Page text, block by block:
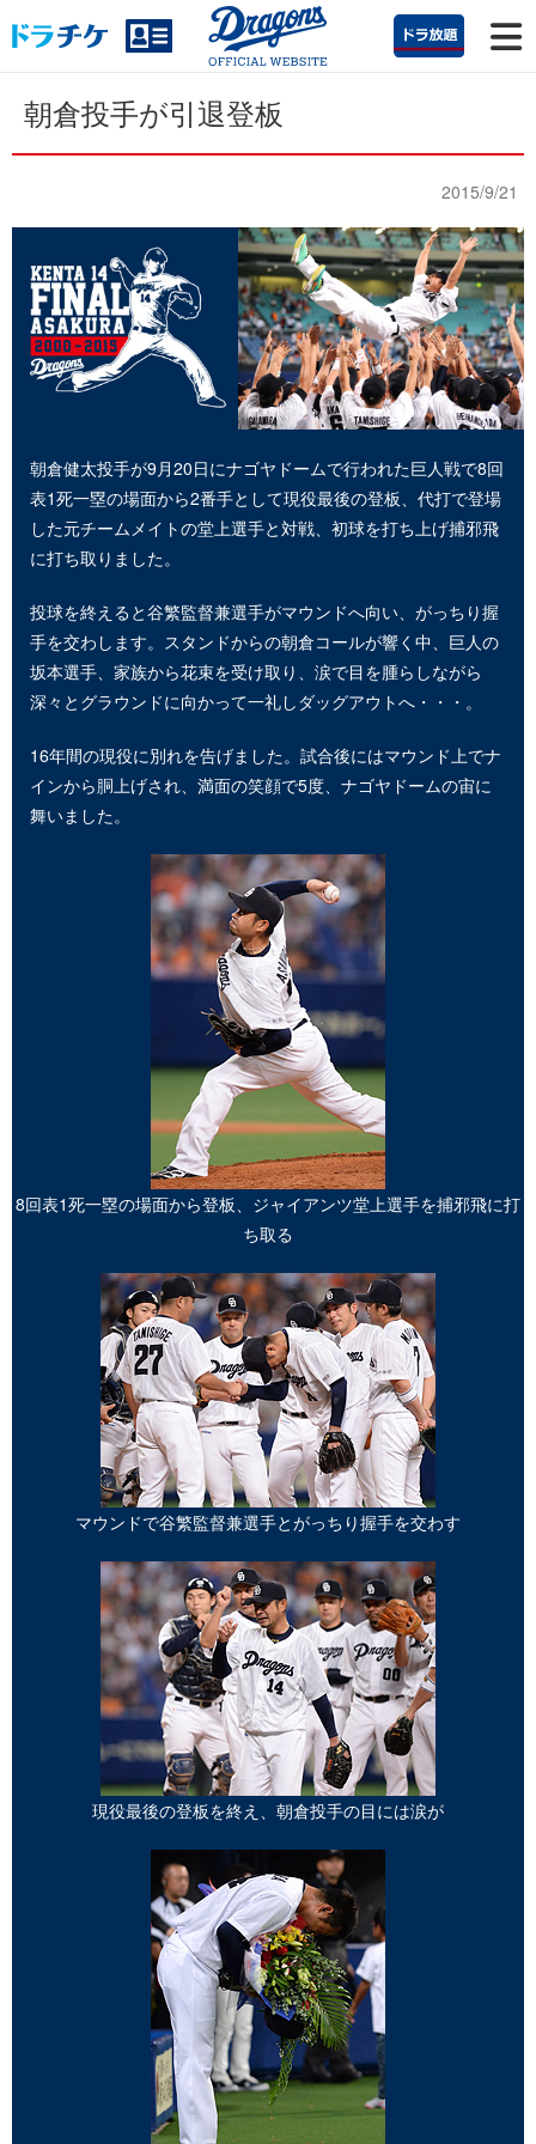
朝倉投手が引退登板
2015/9/21
朝倉健太投手が9月20日にナゴヤドームで行われた巨人戦で8回
表1死一塁の場面から2番手として現役最後の登板、代打で登場
した元チームメイトの堂上選手と対戦、初球を打ち上げ捕邪飛
に打ち取りました。
投球を終えると谷繁監督兼選手がマウンドへ向い、がっちり握
手を交わします。スタンドからの朝倉コールが響く中、巨人の
坂本選手、家族から花束を受け取り、涙で目を腫らしながら
深々とグラウンドに向かって一礼しダッグアウトへ・・・。
16年間の現役に別れを告げました。試合後にはマウンド上でナ
インから胴上げされ、満面の笑顔で5度、ナゴヤドームの宙に
舞いました。
8回表1死一塁の場面から登板、ジャイアンツ堂上選手を捕邪飛に打
ち取る
マウンドで谷繁監督兼選手とがっちり握手を交わす
現役最後の登板を終え、朝倉投手の目には涙が